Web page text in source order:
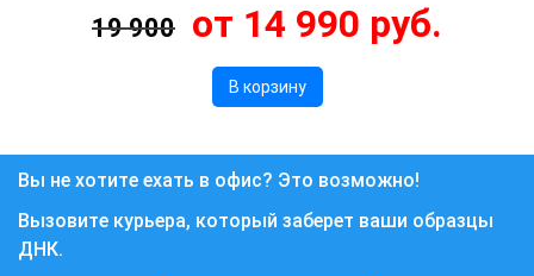
19 900 от 14 990 руб.
В корзину
Вы не хотите ехать в офис? Это возможно!
Вызовите курьера, который заберет ваши образцы
ДНК.